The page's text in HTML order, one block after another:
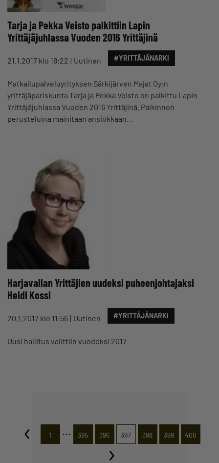
Tarja​ ja Pekka Veisto palkittiin Lapin
Yrittäjäjuhlassa Vuoden 2016 Yrittäjinä
21.1.2017 klo 18:22 Uutinen #YRITTÄJÄNARKI
Matkailupalveluyrityksen Särkijärven Majat​ Oy:n
yrittäjäpariskunta Tarja​ ja Pekka Veisto on palkittu Lapin
Yrittäjäjuhlassa Vuoden 2016 Yrittäjinä. Palkinnon
perusteluina mainitaan ansiokkaan…
Harjavallan Yrittäjien uudeksi puheenjohtajaksi
Heidi Kossi
20.1.2017 klo 11:56 Uutinen #YRITTÄJÄNARKI
Uusi hallitus valittiin vuodeksi 2017
1 … 395 396 397 398 399 400